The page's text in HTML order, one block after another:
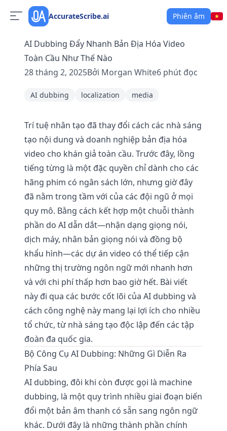
AccurateScribe.ai Phiên âm
AI Dubbing Đẩy Nhanh Bản Địa Hóa Video
Toàn Cầu Như Thế Nào
28 tháng 2, 2025Bởi Morgan White6 phút đọc
AI dubbing localization media
Trí tuệ nhân tạo đã thay đổi cách các nhà sáng
tạo nội dung và doanh nghiệp bản địa hóa
video cho khán giả toàn cầu. Trước đây, lồng
tiếng từng là một đặc quyền chỉ dành cho các
hãng phim có ngân sách lớn, nhưng giờ đây
đã nằm trong tầm với của các đội ngũ ở mọi
quy mô. Bằng cách kết hợp một chuỗi thành
phần do AI dẫn dắt—nhận dạng giọng nói,
dịch máy, nhân bản giọng nói và đồng bộ
khẩu hình—các dự án video có thể tiếp cận
những thị trường ngôn ngữ mới nhanh hơn
và với chi phí thấp hơn bao giờ hết. Bài viết
này đi qua các bước cốt lõi của AI dubbing và
cách công nghệ này mang lại lợi ích cho nhiều
tổ chức, từ nhà sáng tạo độc lập đến các tập
đoàn đa quốc gia.
Bộ Công Cụ AI Dubbing: Những Gì Diễn Ra
Phía Sau
AI dubbing, đôi khi còn được gọi là machine
dubbing, là một quy trình nhiều giai đoạn biến
đổi một bản âm thanh có sẵn sang ngôn ngữ
khác. Dưới đây là những thành phần chính